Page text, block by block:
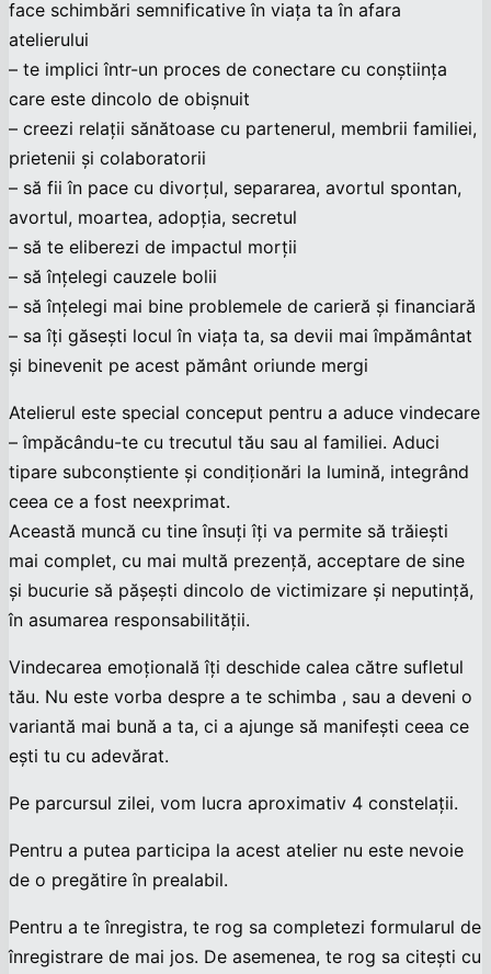
face schimbări semnificative în viața ta în afara
atelierului
– te implici într-un proces de conectare cu conștiința
care este dincolo de obișnuit
– creezi relații sănătoase cu partenerul, membrii familiei,
prietenii și colaboratorii
– să fii în pace cu divorțul, separarea, avortul spontan,
avortul, moartea, adopția, secretul
– să te eliberezi de impactul morții
– să înțelegi cauzele bolii
– să înțelegi mai bine problemele de carieră și financiară
– sa îți găsești locul în viața ta, sa devii mai împământat
și binevenit pe acest pământ oriunde mergi
Atelierul este special conceput pentru a aduce vindecare
– împăcându-te cu trecutul tău sau al familiei. Aduci
tipare subconștiente și condiționări la lumină, integrând
ceea ce a fost neexprimat.
Această muncă cu tine însuți îți va permite să trăiești
mai complet, cu mai multă prezență, acceptare de sine
și bucurie să pășești dincolo de victimizare și neputință,
în asumarea responsabilității.
Vindecarea emoțională îți deschide calea către sufletul
tău. Nu este vorba despre a te schimba , sau a deveni o
variantă mai bună a ta, ci a ajunge să manifești ceea ce
ești tu cu adevărat.
Pe parcursul zilei, vom lucra aproximativ 4 constelații.
Pentru a putea participa la acest atelier nu este nevoie
de o pregătire în prealabil.
Pentru a te înregistra, te rog sa completezi formularul de
înregistrare de mai jos. De asemenea, te rog sa citești cu